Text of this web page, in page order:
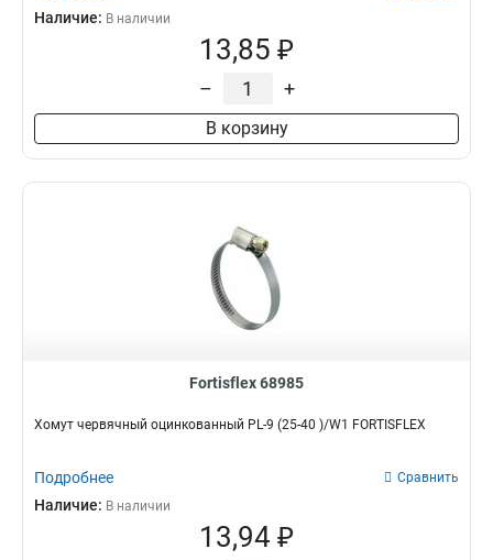
Наличие: В наличии
13,85 ₽
– +
В корзину
Fortisflex 68985
Хомут червячный оцинкованный PL-9 (25-40 )/W1 FORTISFLEX
Подробнее Сравнить
Наличие: В наличии
13,94 ₽